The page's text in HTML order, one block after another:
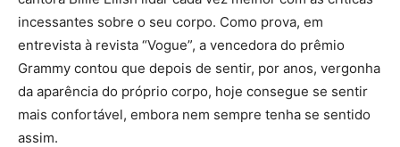
incessantes sobre o seu corpo. Como prova, em
entrevista à revista “Vogue”, a vencedora do prêmio
Grammy contou que depois de sentir, por anos, vergonha
da aparência do próprio corpo, hoje consegue se sentir
mais confortável, embora nem sempre tenha se sentido
assim.